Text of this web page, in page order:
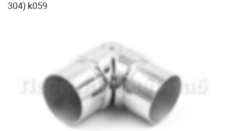
304) k059